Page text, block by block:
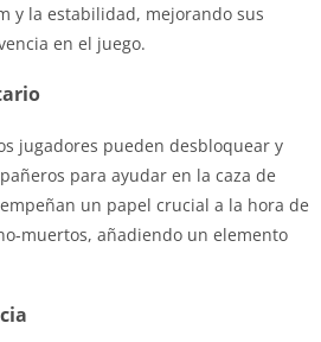
y la estabilidad, mejorando sus
en el juego.
jugadores pueden desbloquear y
para ayudar en la caza de
un papel crucial a la hora de
muertos, añadiendo un elemento